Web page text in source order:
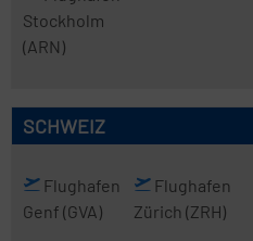
Stockholm
(ARN)
SCHWEIZ
Flughafen
Genf (GVA)
Flughafen
Zürich (ZRH)